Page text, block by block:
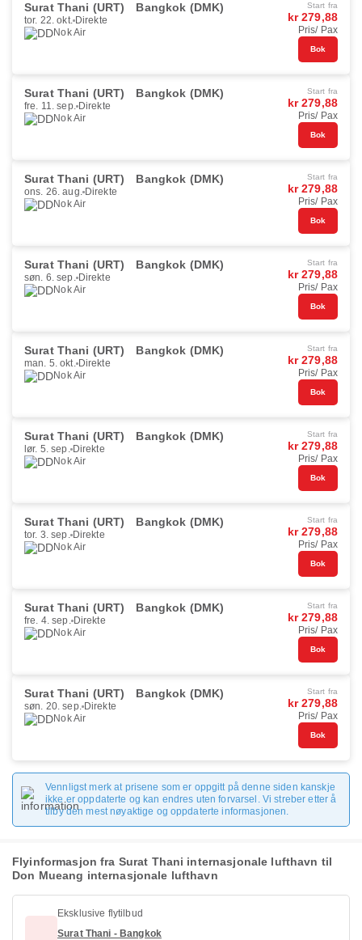
Surat Thani (URT) Bangkok (DMK)
tor. 22. okt. Direkte
Nok Air
Start fra
kr 279,88
Pris/ Pax
Bok
Surat Thani (URT) Bangkok (DMK)
fre. 11. sep. Direkte
Nok Air
Start fra
kr 279,88
Pris/ Pax
Bok
Surat Thani (URT) Bangkok (DMK)
ons. 26. aug. Direkte
Nok Air
Start fra
kr 279,88
Pris/ Pax
Bok
Surat Thani (URT) Bangkok (DMK)
søn. 6. sep. Direkte
Nok Air
Start fra
kr 279,88
Pris/ Pax
Bok
Surat Thani (URT) Bangkok (DMK)
man. 5. okt. Direkte
Nok Air
Start fra
kr 279,88
Pris/ Pax
Bok
Surat Thani (URT) Bangkok (DMK)
lør. 5. sep. Direkte
Nok Air
Start fra
kr 279,88
Pris/ Pax
Bok
Surat Thani (URT) Bangkok (DMK)
tor. 3. sep. Direkte
Nok Air
Start fra
kr 279,88
Pris/ Pax
Bok
Surat Thani (URT) Bangkok (DMK)
fre. 4. sep. Direkte
Nok Air
Start fra
kr 279,88
Pris/ Pax
Bok
Surat Thani (URT) Bangkok (DMK)
søn. 20. sep. Direkte
Nok Air
Start fra
kr 279,88
Pris/ Pax
Bok
Vennligst merk at prisene som er oppgitt på denne siden kanskje
ikke er oppdaterte og kan endres uten forvarsel. Vi streber etter å
tilby den mest nøyaktige og oppdaterte informasjonen.
Flyinformasjon fra Surat Thani internasjonale lufthavn til
Don Mueang internasjonale lufthavn
Eksklusive flytilbud
Surat Thani - Bangkok